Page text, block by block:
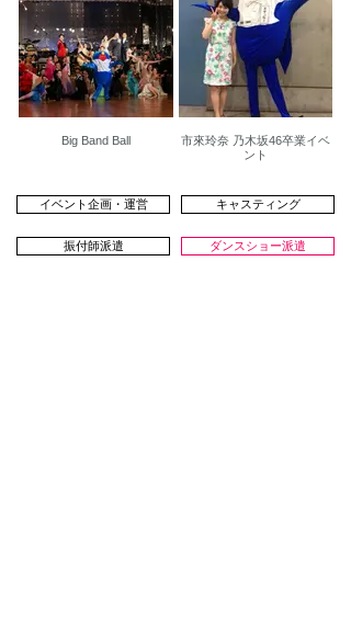
Big Band Ball
市來玲奈 乃木坂46卒業イベ
ント
イベント企画・運営 キャスティング
振付師派遣 ダンスショー派遣